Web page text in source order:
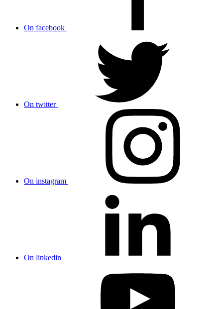
On facebook
On twitter
On instagram
On linkedin